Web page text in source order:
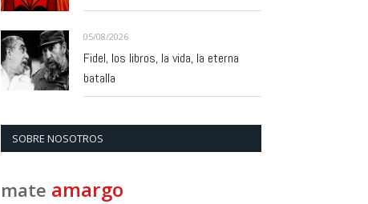
05/08/2026
Fidel, los libros, la vida, la eterna
batalla
SOBRE NOSOTROS
mate amargo